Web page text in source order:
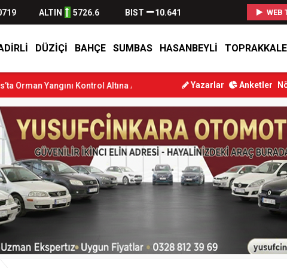
ALTIN 5726.6 BIST 10.641 WEB
DÜZIÇI BAHÇE SUMBAS HASANBEYLI TOPRAKKALE
Kontrol Altına Alındı Osmaniye’de Tren Çarpması: Genç Yaralandı
Yazarlar Anketler